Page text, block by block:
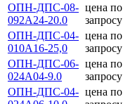
ОПН-ДПС-08-
092А24-20.0
цена по
запросу
ОПН-ДПС-04-
010А16-25,0
цена по
запросу
ОПН-ДПС-06-
024А04-9.0
цена по
запросу
ОПН-ДПС-04- цена по